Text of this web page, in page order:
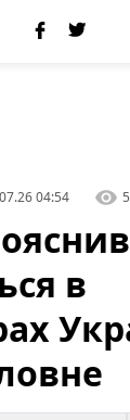
04:54
в